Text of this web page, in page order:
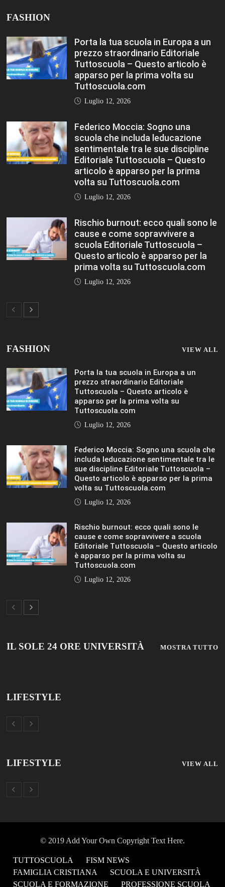
FASHION
Porta la tua scuola in Europa a un
prezzo straordinario Editoriale
Tuttoscuola – Questo articolo è
apparso per la prima volta su
Tuttoscuola.com
Luglio 12, 2026
Federico Moccia: Sogno una
scuola che includa leducazione
sentimentale tra le sue discipline
Editoriale Tuttoscuola – Questo
articolo è apparso per la prima
volta su Tuttoscuola.com
Luglio 12, 2026
Rischio burnout: ecco quali sono le
cause e come sopravvivere a
scuola Editoriale Tuttoscuola –
Questo articolo è apparso per la
prima volta su Tuttoscuola.com
Luglio 12, 2026
FASHION VIEW ALL
Porta la tua scuola in Europa a un
prezzo straordinario Editoriale
Tuttoscuola – Questo articolo è
apparso per la prima volta su
Tuttoscuola.com
Luglio 12, 2026
Federico Moccia: Sogno una scuola che
includa leducazione sentimentale tra le
sue discipline Editoriale Tuttoscuola –
Questo articolo è apparso per la prima
volta su Tuttoscuola.com
Luglio 12, 2026
Rischio burnout: ecco quali sono le
cause e come sopravvivere a scuola
Editoriale Tuttoscuola – Questo articolo
è apparso per la prima volta su
Tuttoscuola.com
Luglio 12, 2026
IL SOLE 24 ORE UNIVERSITÀ MOSTRA TUTTO
LIFESTYLE
LIFESTYLE VIEW ALL
© 2019 Add Your Own Copyright Text Here.
TUTTOSCUOLA
FISM NEWS
FAMIGLIA CRISTIANA
SCUOLA E UNIVERSITÀ
SCUOLA E FORMAZIONE
PROFESSIONE SCUOLA